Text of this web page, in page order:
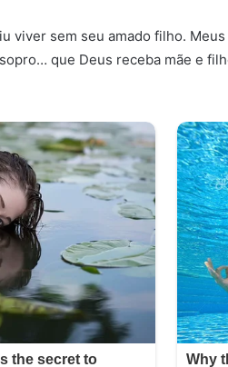
viver sem seu amado filho.
que Deus receba mãe e